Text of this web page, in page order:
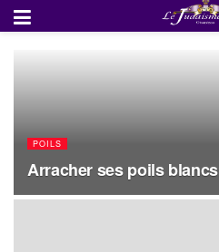
POILS
Arracher ses poils blancs